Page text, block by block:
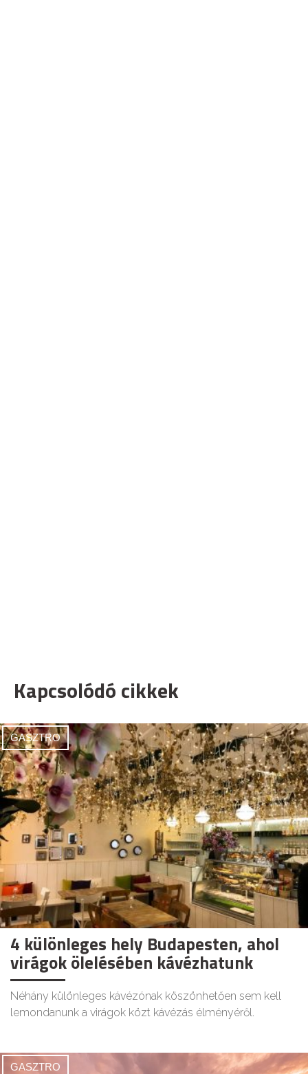
Kapcsolódó cikkek
GASZTRO
4 különleges hely Budapesten, ahol
virágok ölelésében kávézhatunk
Néhány különleges kávézónak köszönhetően sem kell
lemondanunk a virágok közt kávézás élményéről.
GASZTRO